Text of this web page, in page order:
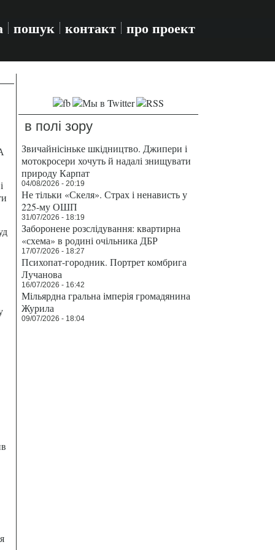
пошук контакт про проект
в полі зору
Звичайнісіньке шкідництво. Джипери і
мотокросери хочуть й надалі знищувати
природу Карпат
04/08/2026 - 20:19
Не тільки «Скеля». Страх і ненависть у
225-му ОШП
31/07/2026 - 18:19
Заборонене розслідування: квартирна
«схема» в родині очільника ДБР
17/07/2026 - 18:27
Психопат-городник. Портрет комбрига
Лучанова
16/07/2026 - 16:42
Мільярдна гральна імперія громадянина
Журила
09/07/2026 - 18:04